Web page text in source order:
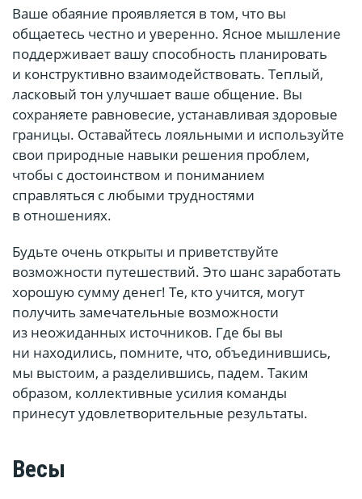
Ваше обаяние проявляется в том, что вы
общаетесь честно и уверенно. Ясное мышление
поддерживает вашу способность планировать
и конструктивно взаимодействовать. Теплый,
ласковый тон улучшает ваше общение. Вы
сохраняете равновесие, устанавливая здоровые
границы. Оставайтесь лояльными и используйте
свои природные навыки решения проблем,
чтобы с достоинством и пониманием
справляться с любыми трудностями
в отношениях.
Будьте очень открыты и приветствуйте
возможности путешествий. Это шанс заработать
хорошую сумму денег! Те, кто учится, могут
получить замечательные возможности
из неожиданных источников. Где бы вы
ни находились, помните, что, объединившись,
мы выстоим, а разделившись, падем. Таким
образом, коллективные усилия команды
принесут удовлетворительные результаты.
Весы